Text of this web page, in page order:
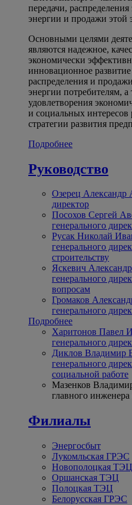
передачи,
энергии и продажи этой
Основными целями
являются надежное,
экономически
инновационное
распределения и
энергии потребителям,
удовлетворения
и социальных интересов
стратегии развития
Подробнее
Руководство
Озерец Александр
директор
Посохов Сергей
генерального
Русак Николай
генерального
строительству
Яскевич
генерального
вопросам
Громаков
генерального
Подробнее
Харитонов Павел
генерального
Диклов Владимир
генерального
социальной работе
Мазенков
главного инженера
Филиалы
Энергосбыт
Лукомльская ГРЭС
Новополоцкая ТЭЦ
Оршанская ТЭЦ
Полоцкая ТЭЦ
Белорусская ГРЭС